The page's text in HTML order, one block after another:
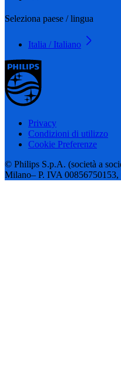
Seleziona paese / lingua
Italia / Italiano
Privacy
Condizioni di utilizzo
Cookie Preferenze
© Philips S.p.A. (società a
Milano– P. IVA 00856750153,